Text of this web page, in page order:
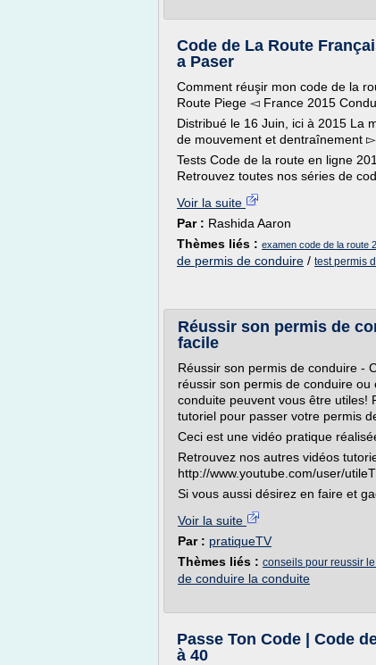
Code de La Route
a Paser
Comment réuşir mon code de la
Route Piege ◅ France 2015
Distribué le 16 Juin, ici à 2015 La
de mouvement et dentraînement
Tests Code de la route en ligne
Retrouvez toutes nos séries de
Voir la suite
Par : Rashida Aaron
Thèmes liés : examen code de la route
de permis de conduire / test permis
Réussir son permis de
facile
Réussir son permis de conduire -
réussir son permis de conduire
conduite peuvent vous être utiles!
tutoriel pour passer votre permis
Ceci est une vidéo pratique
Retrouvez nos autres vidéos
http://www.youtube.com/user/
Si vous aussi désirez en faire et
Voir la suite
Par : pratiqueTV
Thèmes liés : conseils pour reussir
de conduire la conduite
Passe Ton Code | Code
à 40